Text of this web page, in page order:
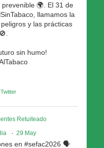
🌍. El 31 de
llamamos la
y las prácticas
sin humo!
Twitter
Retuiteado
· 29 May
en #sefac2026 🗣️